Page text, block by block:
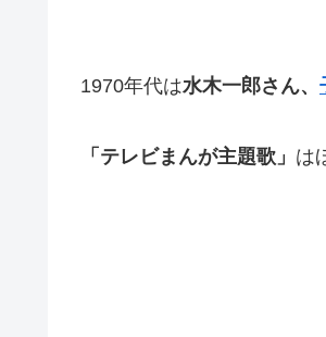
1970年代は水木一郎さん、
「テレビまんが主題歌」 は